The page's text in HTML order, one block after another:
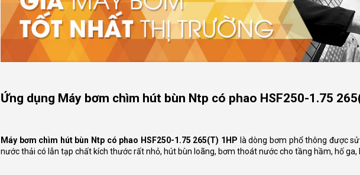
Ứng dụng Máy bơm chìm hút bùn Ntp có phao HSF250-1.75
Máy bơm chìm hút bùn Ntp có phao HSF250-1.75 265(T) 1HP là dòng bơm phổ thông được
nước thải có lẫn tạp chất kích thước rất nhỏ, hút bùn loãng, bơm thoát nước cho tầng hầm, hố ga,